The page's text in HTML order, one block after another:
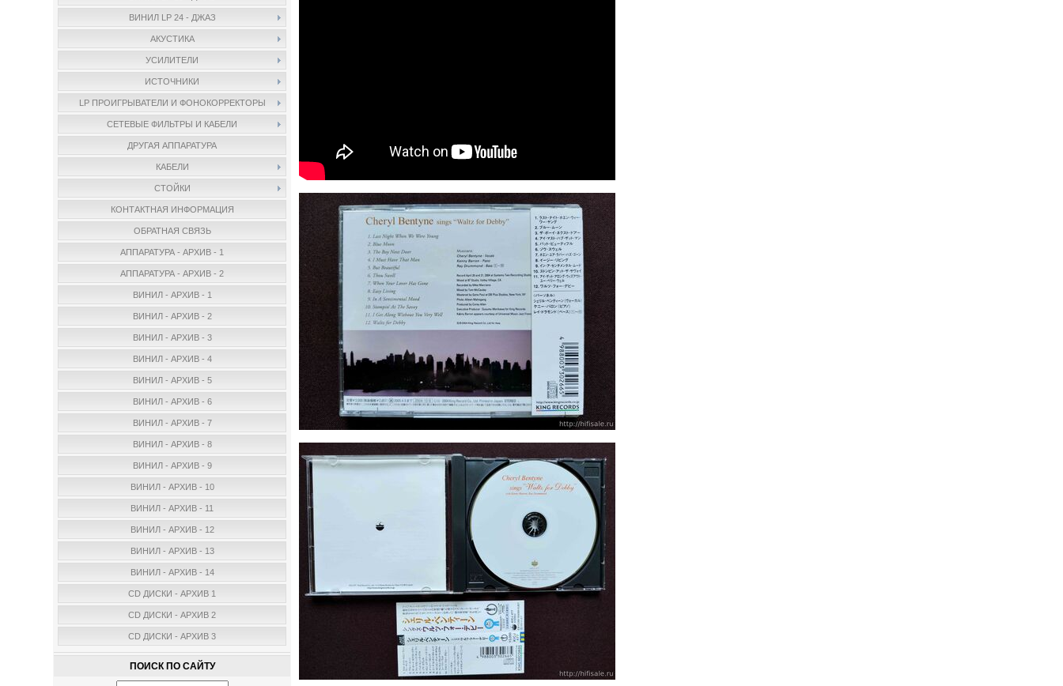
ВИНИЛ LP 24 - ДЖАЗ
АКУСТИКА
УСИЛИТЕЛИ
ИСТОЧНИКИ
LP ПРОИГРЫВАТЕЛИ И ФОНОКОРРЕКТОРЫ
СЕТЕВЫЕ ФИЛЬТРЫ И КАБЕЛИ
ДРУГАЯ АППАРАТУРА
КАБЕЛИ
СТОЙКИ
КОНТАКТНАЯ ИНФОРМАЦИЯ
ОБРАТНАЯ СВЯЗЬ
АППАРАТУРА - АРХИВ - 1
АППАРАТУРА - АРХИВ - 2
ВИНИЛ - АРХИВ - 1
ВИНИЛ - АРХИВ - 2
ВИНИЛ - АРХИВ - 3
ВИНИЛ - АРХИВ - 4
ВИНИЛ - АРХИВ - 5
ВИНИЛ - АРХИВ - 6
ВИНИЛ - АРХИВ - 7
ВИНИЛ - АРХИВ - 8
ВИНИЛ - АРХИВ - 9
ВИНИЛ - АРХИВ - 10
ВИНИЛ - АРХИВ - 11
ВИНИЛ - АРХИВ - 12
ВИНИЛ - АРХИВ - 13
ВИНИЛ - АРХИВ - 14
CD ДИСКИ - АРХИВ 1
CD ДИСКИ - АРХИВ 2
CD ДИСКИ - АРХИВ 3
ПОИСК ПО САЙТУ